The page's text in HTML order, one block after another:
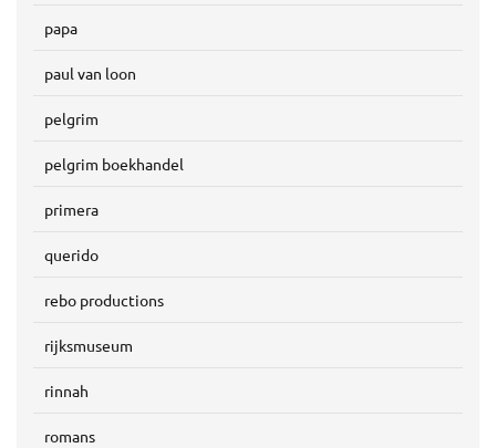
papa
paul van loon
pelgrim
pelgrim boekhandel
primera
querido
rebo productions
rijksmuseum
rinnah
romans